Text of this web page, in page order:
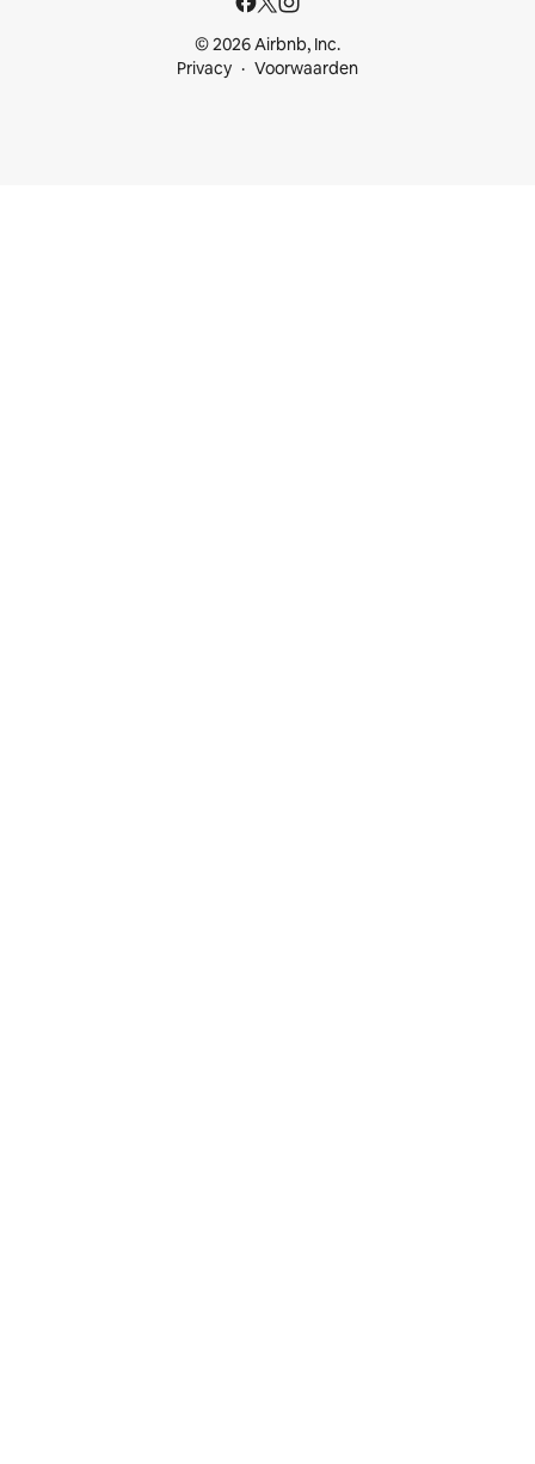
© 2026 Airbnb, Inc.
Privacy
Voorwaarden